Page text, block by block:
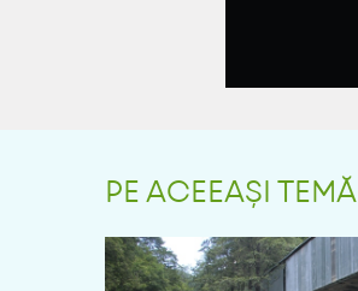
PE ACEEAȘI TEMĂ